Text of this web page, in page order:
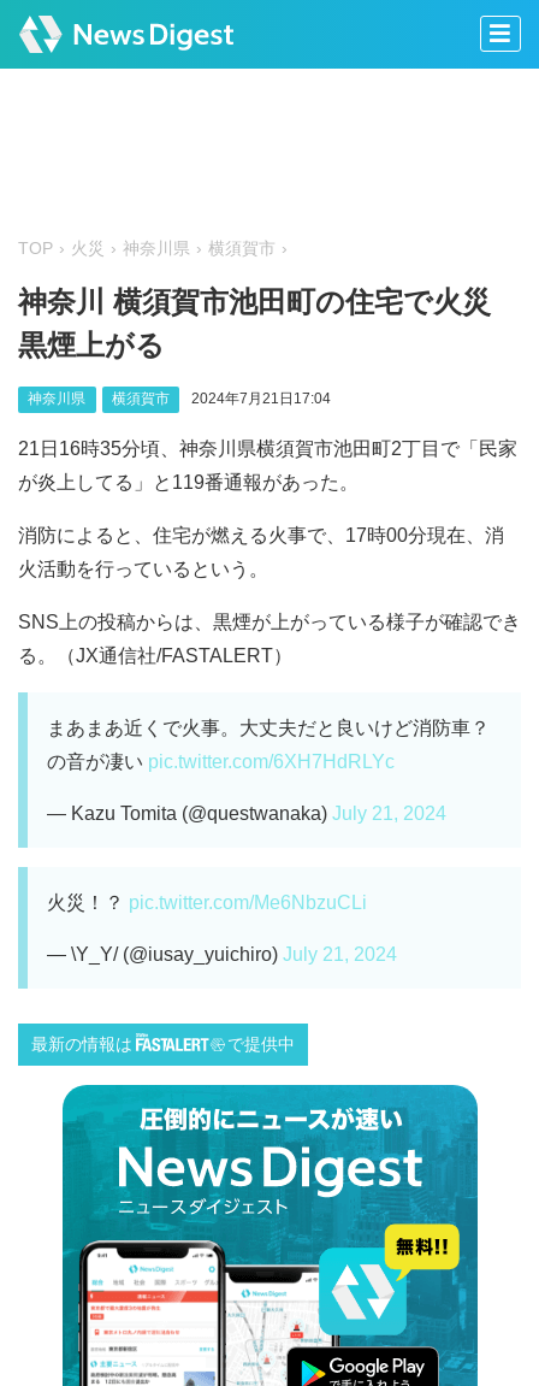
TOP 火災 神奈川県 横須賀市
神奈川 横須賀市池田町の住宅で火災
黒煙上がる
神奈川県 横須賀市 2024年7月21日17:04
21日16時35分頃、神奈川県横須賀市池田町2丁目で「民家
が炎上してる」と119番通報があった。
消防によると、住宅が燃える火事で、17時00分現在、消
火活動を行っているという。
SNS上の投稿からは、黒煙が上がっている様子が確認でき
る。（JX通信社/FASTALERT）
まあまあ近くで火事。大丈夫だと良いけど消防車？
の音が凄い pic.twitter.com/6XH7HdRLYc
— Kazu Tomita (@questwanaka) July 21, 2024
火災！？ pic.twitter.com/Me6NbzuCLi
— \Y_Y/ (@iusay_yuichiro) July 21, 2024
最新の情報は で提供中